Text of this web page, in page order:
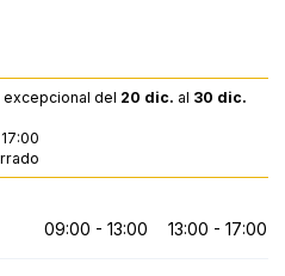
excepcional del 20 dic. al 30 dic.
09:00 - 13:00 13:00 - 17:00